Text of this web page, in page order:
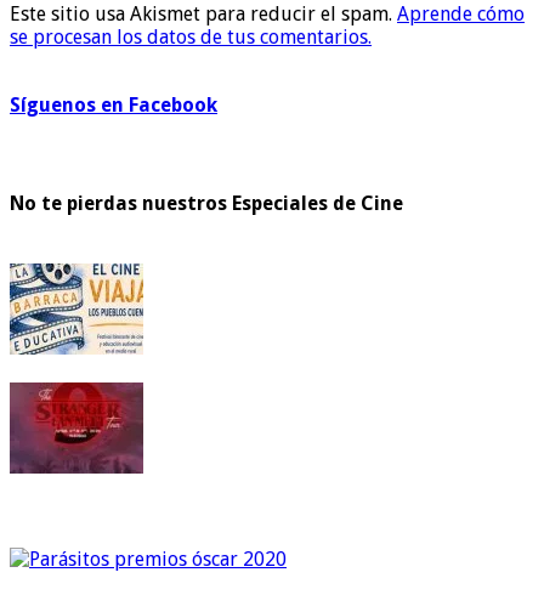
Este sitio usa Akismet para reducir el spam. Aprende cómo
se procesan los datos de tus comentarios.
Síguenos en Facebook
No te pierdas nuestros Especiales de Cine